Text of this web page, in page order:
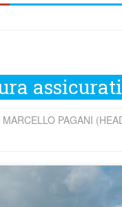
MARCELLO PAGANI